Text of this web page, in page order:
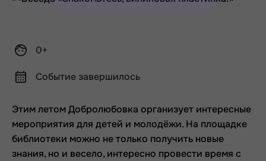
0+
Событие завершилось
Этим летом Добролюбовка организует интересные
мероприятия для детей и молодёжи. На площадке
библиотеки можно не только получить новые
знания, но и весело, интересно провести время с